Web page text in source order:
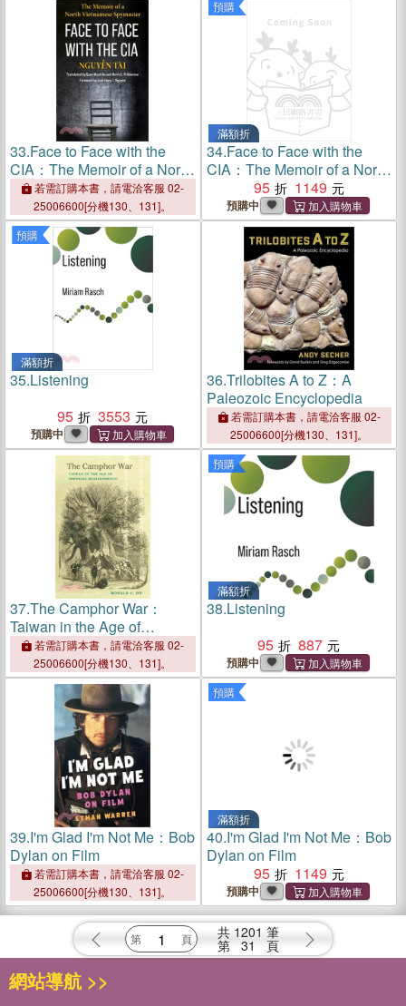
33.Face to Face with the
CIA：The Memoir of a North
Vietnamese Spymaster
若需訂購本書，請電洽客服 02-
25006600[分機130、131]。
預購
滿額折
34.Face to Face with the
CIA：The Memoir of a North
Vietnamese Spymaster
95 1149
預購中
預購
滿額折
35.Listening
95
3553
預購中
36.Trilobites A to Z：A
Paleozoic Encyclopedia
若需訂購本書，請電洽客服 02-
25006600[分機130、131]。
37.The Camphor War：
Taiwan in the Age of
Imperial Realignments
若需訂購本書，請電洽客服 02-
25006600[分機130、131]。
預購
滿額折
38.Listening
95
887
預購中
39.I'm Glad I'm Not Me：Bob
Dylan on Film
若需訂購本書，請電洽客服 02-
25006600[分機130、131]。
預購
滿額折
40.I'm Glad I'm Not Me：Bob
Dylan on Film
95
1149
預購中
共 1201 筆
第 31 頁
網站導航 >>